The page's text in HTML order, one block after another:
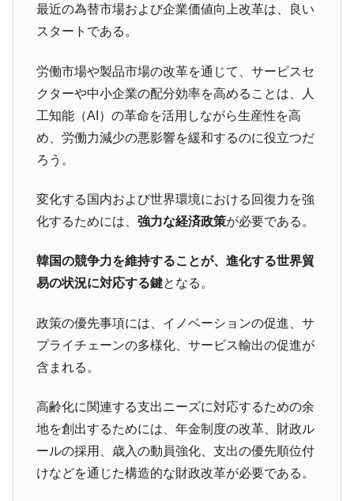
最近の為替市場および企業価値向上改革は、良い
スタートである。
労働市場や製品市場の改革を通じて、サービスセ
クターや中小企業の配分効率を高めることは、人
工知能（AI）の革命を活用しながら生産性を高
め、労働力減少の悪影響を緩和するのに役立つだ
ろう。
変化する国内および世界環境における回復力を強
化するためには、 強力な経済政策が必要である。
韓国の競争力を維持することが、進化する世界貿
易の状況に対応する鍵となる。
政策の優先事項には、イノベーションの促進、サ
プライチェーンの多様化、サービス輸出の促進が
含まれる。
高齢化に関連する支出ニーズに対応するための余
地を創出するためには、年金制度の改革、財政ル
ールの採用、歳入の動員強化、支出の優先順位付
けなどを通じた構造的な財政改革が必要である。